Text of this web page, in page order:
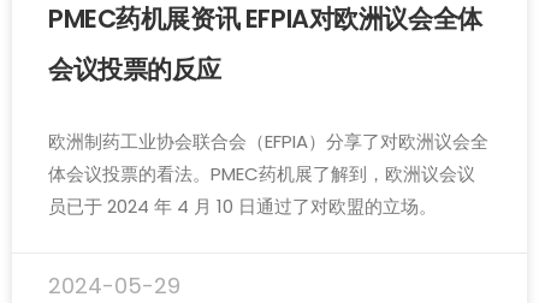
PMEC药机展资讯 EFPIA对欧洲议会全体
会议投票的反应
欧洲制药工业协会联合会（EFPIA）分享了对欧洲议会全
体会议投票的看法。PMEC药机展了解到，欧洲议会议
员已于 2024 年 4 月 10 日通过了对欧盟的立场。
2024-05-29